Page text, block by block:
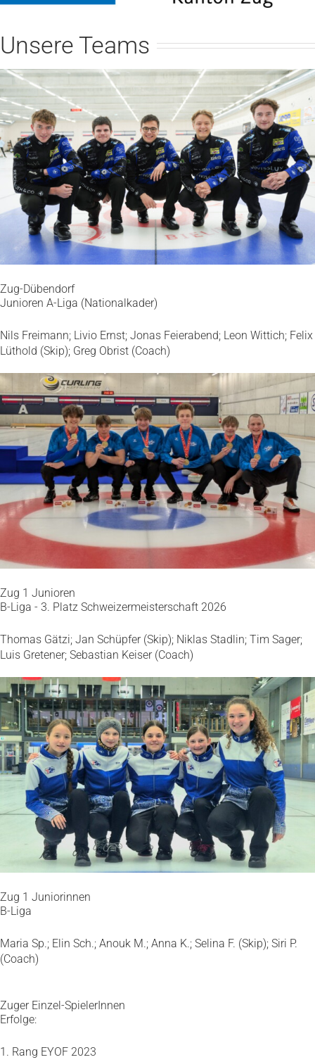
Unsere Teams
Zug-Dübendorf
Junioren A-Liga (Nationalkader)
Nils Freimann; Livio Ernst; Jonas Feierabend; Leon Wittich; Felix
Lüthold (Skip); Greg Obrist (Coach)
Zug 1 Junioren
B-Liga - 3. Platz Schweizermeisterschaft 2026
Thomas Gätzi; Jan Schüpfer (Skip); Niklas Stadlin; Tim Sager;
Luis Gretener; Sebastian Keiser (Coach)
Zug 1 Juniorinnen
B-Liga
Maria Sp.; Elin Sch.; Anouk M.; Anna K.; Selina F. (Skip); Siri P.
(Coach)
Zuger Einzel-SpielerInnen
Erfolge:
1. Rang EYOF 2023